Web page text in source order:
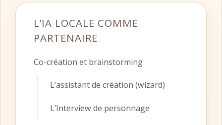
L’IA LOCALE COMME
PARTENAIRE
Co-création et brainstorming
L’assistant de création (wizard)
L’Interview de personnage